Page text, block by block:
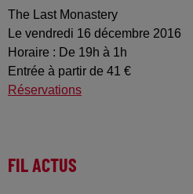
The Last Monastery
Le vendredi 16 décembre 2016
Horaire : De 19h à 1h
Entrée à partir de 41 €
Réservations
FIL ACTUS